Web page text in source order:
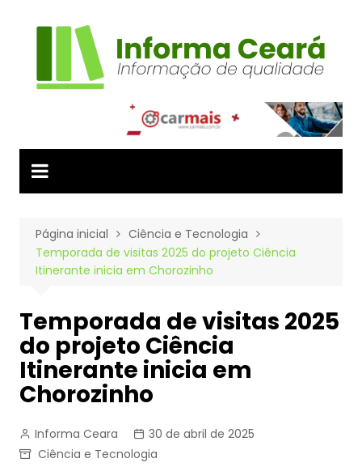
Página inicial
Ciência e Tecnologia
Temporada de visitas 2025 do projeto Ciência
Itinerante inicia em Chorozinho
Temporada de visitas 2025
do projeto Ciência
Itinerante inicia em
Chorozinho
Informa Ceara
30 de abril de 2025
Ciência e Tecnologia